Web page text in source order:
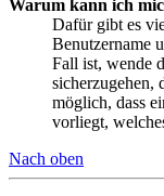
Warum kann ich
Dafür gibt es
Benutzername
Fall ist, wende
sicherzugehen,
möglich, dass
vorliegt,
Nach oben